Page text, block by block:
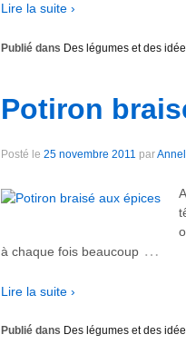
Lire la suite ›
Publié dans Des légumes et des
Potiron
Posté le 25 novembre 2011 par
à chaque fois beaucoup …
Lire la suite ›
Publié dans Des légumes et des